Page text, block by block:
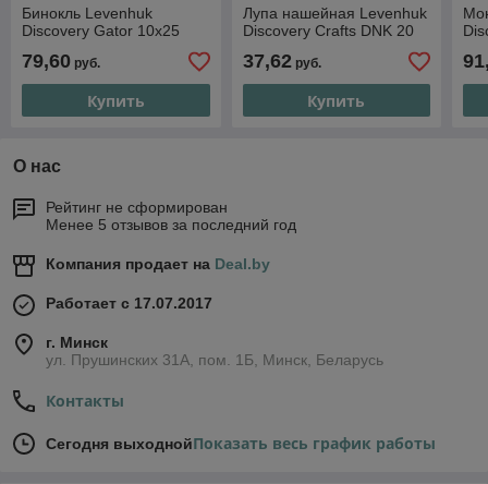
Бинокль Levenhuk
Discovery Gator 10x25
79,60 руб.
Купить
Лупа нашейная Levenhuk
Discovery Crafts DNK 20
37,62руб.
Купить
О нас
Рейтинг не сформирован
Менее 5 отзывов за последний год
Компания продает на Deal.by
Работает с 17.07.2017
г. Минск
ул. Прушинских 31А, пом. 1Б, Минск, Беларусь
Контакты
Сегодня выходнойПоказать весь график работы